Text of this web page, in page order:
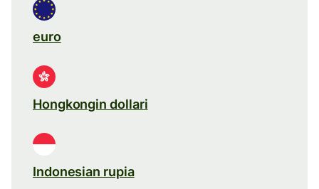
euro
Hongkongin dollari
Indonesian rupia